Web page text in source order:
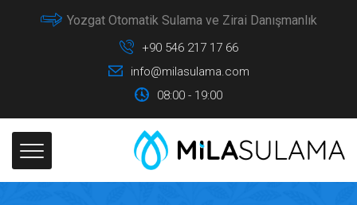
Yozgat Otomatik Sulama ve Zirai Danışmanlık
+90 546 217 17 66
info@milasulama.com
08:00 - 19:00